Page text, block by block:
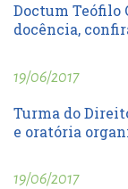
Doctum Teófilo
docência,
19/06/2017
Turma do
e oratória
19/06/2017